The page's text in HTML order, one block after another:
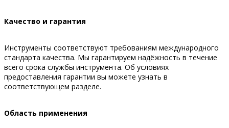
Качество и гарантия
Инструменты соответствуют требованиям международного
стандарта качества. Мы гарантируем надёжность в течение
всего срока службы инструмента. Об условиях
предоставления гарантии вы можете узнать в
соответствующем разделе.
Область применения